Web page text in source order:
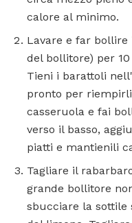
calore al minimo.
Lavare e far
del bollitore) per
Tieni i barattoli
pronto per
casseruola e fai
verso il basso,
piatti e mantienili
Tagliare il
grande bollitore
sbucciare la sottile